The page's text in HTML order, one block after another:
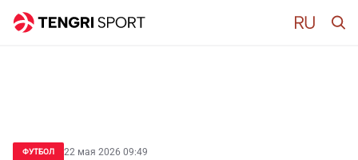
ФУТБОЛ 22 мая 2026 09:49